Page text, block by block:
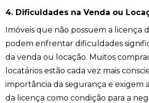
4. Dificuldades na Venda ou
Imóveis que não possuem a licença
podem enfrentar dificuldades
da venda ou locação. Muitos
locatários estão cada vez mais
importância da segurança e exigem
da licença como condição para a